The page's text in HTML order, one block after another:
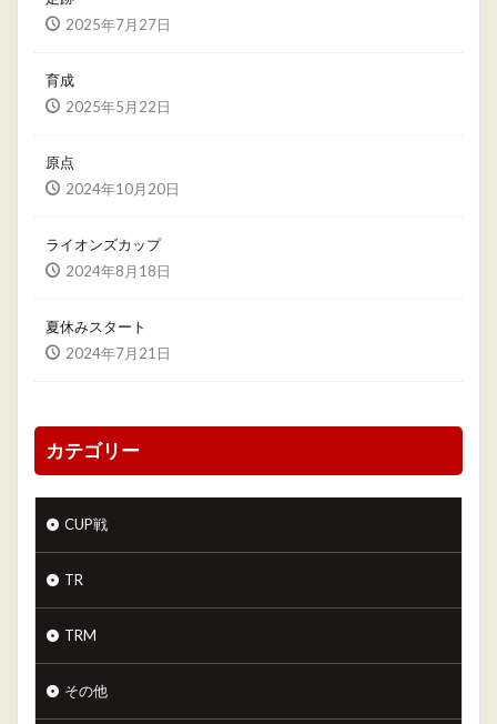
2025年7月27日
育成
2025年5月22日
原点
2024年10月20日
ライオンズカップ
2024年8月18日
夏休みスタート
2024年7月21日
カテゴリー
CUP戦
TR
TRM
その他